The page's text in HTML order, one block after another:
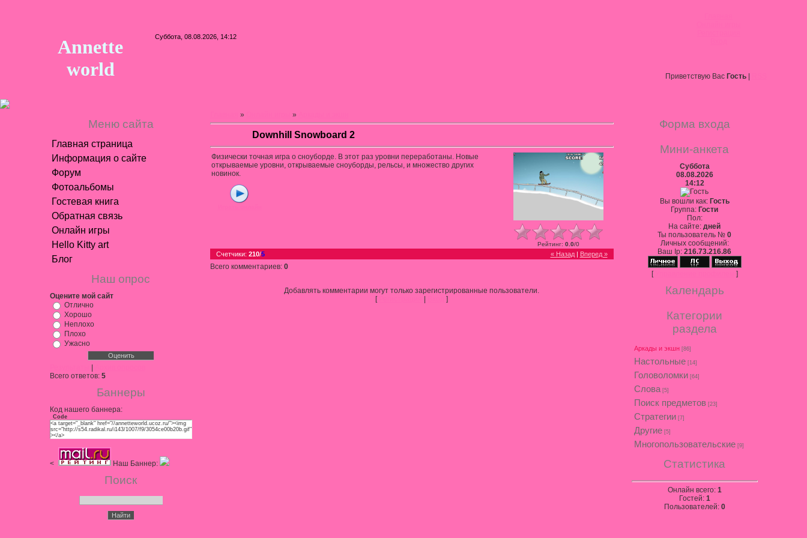
Annette
world
Суббота, 08.08.2026, 14:12
Приветствую Вас Гость|
Меню сайта
Главная страница
Информация о сайте
Форум
Фотоальбомы
Гостевая книга
Обратная связь
Онлайн игры
Hello Kitty art
Блог
Наш опрос
Оцените мой сайт
Отлично
Хорошо
Неплохо
Плохо
Ужасно
Всего ответов: 5
Баннеры
Код нашего баннера:
Code
<a target="_blank" href="//annetteworld.ucoz.ru/"><img
src="http://s54.radikal.ru/i143/1007/f9/3054ce00b20b.gif"
></a>
< Наш Баннер:
Поиск
» »
Downhill Snowboard 2
Физически точная игра о сноуборде. В этот раз уровни переработаны. Новые
открываемые уровни, открываемые сноуборды, рельсы, и множество других
новинок.
Рейтинг: 0.0/0
« Назад| Вперед »
Счетчики: 210/5
Всего комментариев: 0
Добавлять комментарии могут только зарегистрированные пользователи.
[
]
Форма входа
Мини-анкета
Суббота
08.08.2026
14:12
Вы вошли как: Гость
Группа: Гости
Пол:
На сайте: дней
Ты пользователь № 0
Личных сообщений:
Ваш Ip: 216.73.216.86
[ ]
Календарь
Категории
раздела
Аркады и экшн [86]
Настольные [14]
Головоломки [64]
Слова [5]
Поиск предметов [23]
Стратегии [7]
Другие [5]
Многопользовательские [9]
Статистика
Онлайн всего: 1
Гостей: 1
Пользователей: 0